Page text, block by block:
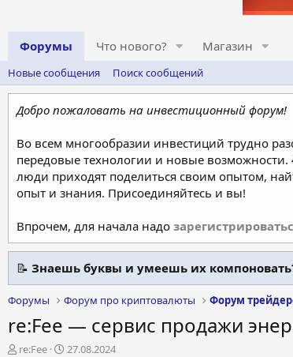
Форумы Что нового? Магазин
Новые сообщения Поиск сообщений
Добро пожаловать на инвестиционный форум!
Во всем многообразии инвестиций трудно
передовые технологии и новые возможности.
люди приходят поделиться своим опытом,
опыт и знания. Присоединяйтесь и вы!
Впрочем, для начала надо
📝 Знаешь буквы и умеешь их
Форумы Форум про криптовалюты Форум
re:Fee — сервис продажи
А
re:Fee
Д
27.08.2024